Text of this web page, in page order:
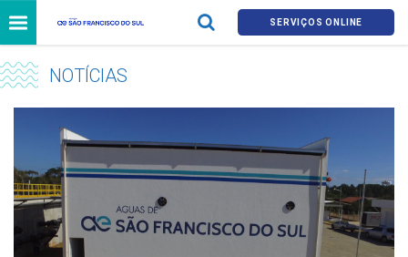
SERVIÇOS ONLINE
NOTÍCIAS